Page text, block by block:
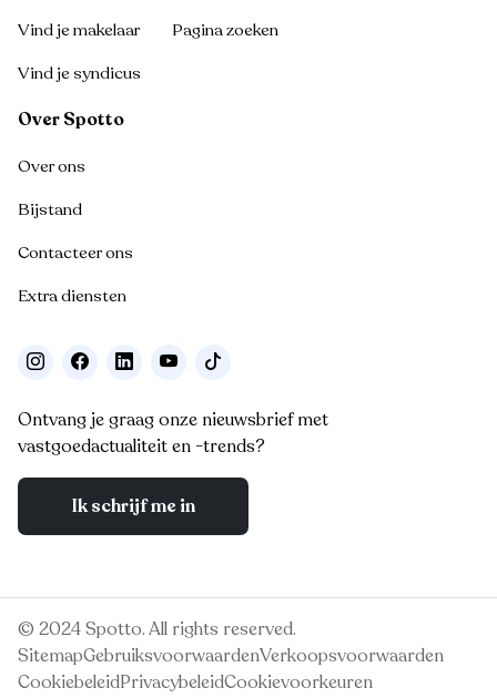
Vind je makelaar
Vind je syndicus
Pagina zoeken
Over Spotto
Over ons
Bijstand
Contacteer ons
Extra diensten
Ontvang je graag onze nieuwsbrief met
vastgoedactualiteit en -trends?
Ik schrijf me in
© 2024 Spotto. All rights reserved.
SitemapGebruiksvoorwaardenVerkoopsvoorwaarden
CookiebeleidPrivacybeleidCookievoorkeuren